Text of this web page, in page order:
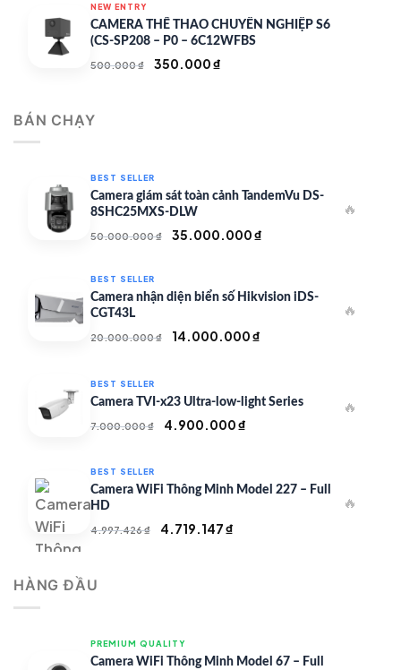
7.000.000 ₫.là:
4.900.000 ₫.
NEW ENTRY
CAMERA THỂ THAO CHUYÊN NGHIỆP S6
(CS-SP208 – P0 – 6C12WFBS
500.000₫
Giá
350.000₫
BÁN CHẠY
BEST SELLER
Camera giám sát toàn cảnh TandemVu DS-
8SHC25MXS-DLW
50.000.000₫
Giá
50.000.000 ₫.
35.000.000₫
là:
35.000.000 ₫.
🔥
BEST SELLER
Camera nhận diện biển số Hikvision iDS-
CGT43L
20.000.000₫
Giá
20.000.000 ₫.
14.000.000₫
là:
14.000.000 ₫.
🔥
BEST SELLER
Camera TVI-x23 Ultra-low-light Series
7.000.000₫
Giá
7.000.000 ₫.
4.900.000₫
là:
🔥
BEST SELLER
Camera WiFi Thông Minh Model 227 – Full
HD
4.997.426₫
Giá
4.719.147₫
🔥
HÀNG ĐẦU
PREMIUM QUALITY
Camera WiFi Thông Minh Model 67 – Full